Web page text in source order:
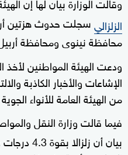
الزلزاليسجلت حدوث هزتين
محافظة نينوى ومحافظة
ودعت الهيئة المواطنين لأخذ
الإشاعات والأخبار الكاذبة
من الهيئة العامة للأنواء
فيما قالت وزارة النقل
بيان أن